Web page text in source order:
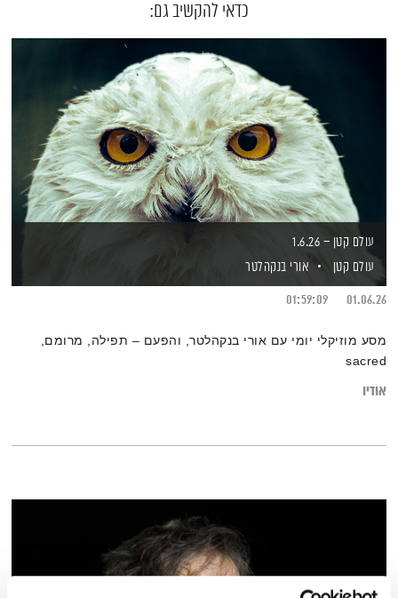
כדאי להקשיב גם:
עולם קטן – 1.6.26
עולם קטן
אורי בנקהלטר
01.06.26
01:59:09
מסע מוזיקלי יומי עם אורי בנקהלטר, והפעם – תפילה, מרומם,
sacred
אודיו